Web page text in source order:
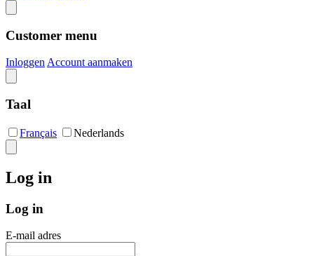
Customer menu
InloggenAccount aanmaken
Taal
Français Nederlands
Log in
Log in
E-mail adres